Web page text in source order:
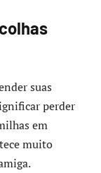
suas
perder
em
muito